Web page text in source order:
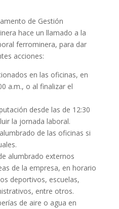
de Gestión
hace un llamado a la
ferrominera, para dar
acciones:
en las oficinas, en
a.m., o al finalizar el
desde las de 12:30
la jornada laboral.
de las oficinas si
alumbrado externos
de la empresa, en horario
deportivos, escuelas,
entre otros.
de aire o agua en